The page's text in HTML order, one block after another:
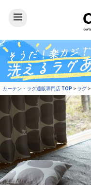
カーテン・ラグ通販専門店 TOP ラグ